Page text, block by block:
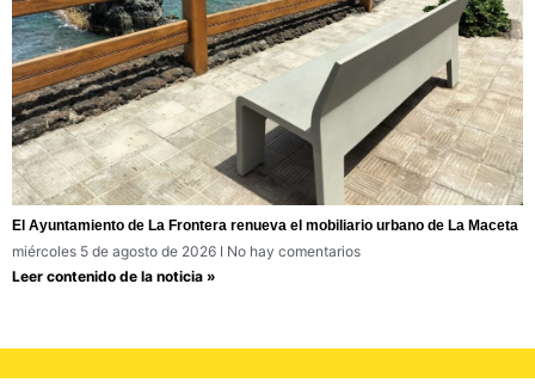
El Ayuntamiento de La Frontera renueva el mobiliario urbano de La Maceta
miércoles 5 de agosto de 2026
No hay comentarios
Leer contenido de la noticia »